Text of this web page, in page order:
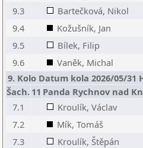
9.3
Bartečková, Nikol
9.4
Kožušník, Jan
9.5
Bílek, Filip
9.6
Vaněk, Michal
9. Kolo Datum kola 2026/05/31
Šach. 11 Panda Rychnov nad
7.1
Kroulík, Václav
7.2
Mík, Tomáš
7.3
Kroulík, Štěpán